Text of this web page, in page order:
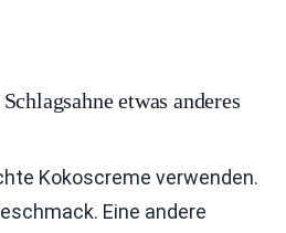
etwas anderes
Kokoscreme verwenden.
Eine andere